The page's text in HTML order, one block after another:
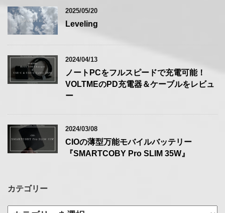
2025/05/20
Leveling
2024/04/13
ノートPCをフルスピードで充電可能！
VOLTMEのPD充電器＆ケーブルをレビュ
ー
2024/03/08
CIOの薄型万能モバイルバッテリー
『SMARTCOBY Pro SLIM 35W』
カテゴリー